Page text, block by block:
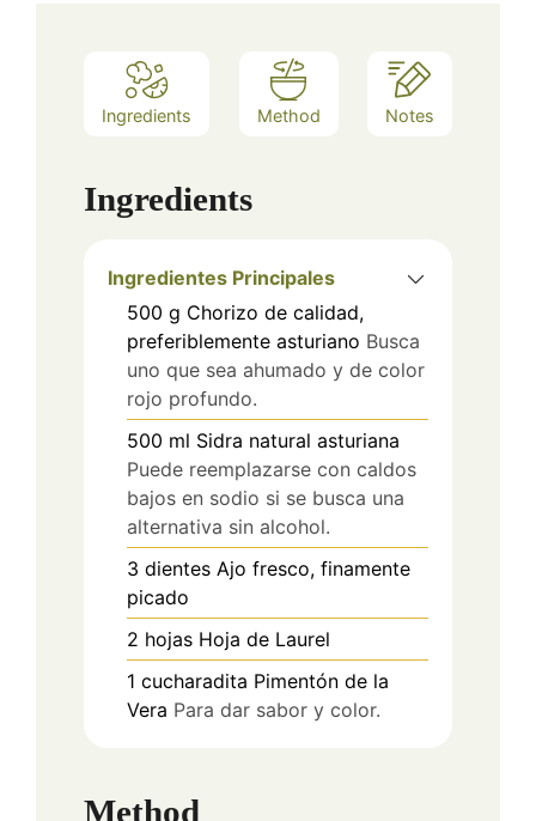
Ingredients Method Notes
Ingredients
Ingredientes Principales
500 g Chorizo de calidad,
preferiblemente asturiano Busca
uno que sea ahumado y de color
rojo profundo.
500 ml Sidra natural asturiana
Puede reemplazarse con caldos
bajos en sodio si se busca una
alternativa sin alcohol.
3 dientes Ajo fresco, finamente
picado
2 hojas Hoja de Laurel
1 cucharadita Pimentón de la
Vera Para dar sabor y color.
Method